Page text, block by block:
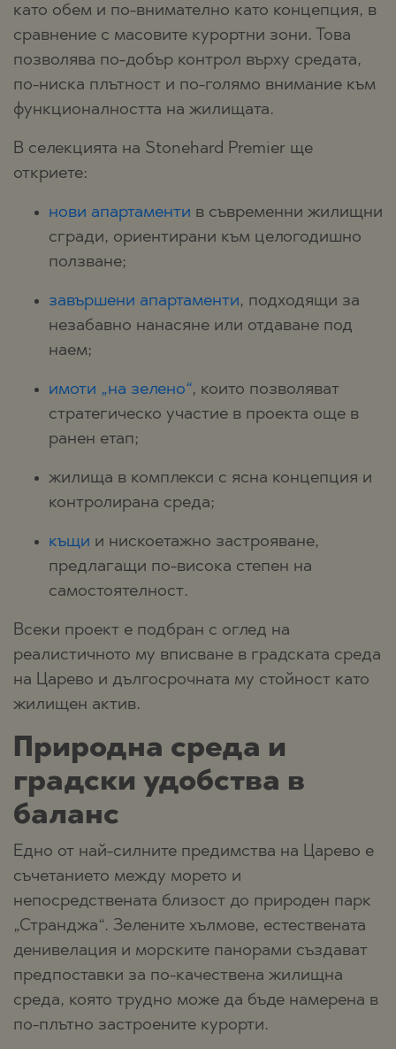
като обем и по-внимателно като концепция, в
сравнение с масовите курортни зони. Това
позволява по-добър контрол върху средата,
по-ниска плътност и по-голямо внимание към
функционалността на жилищата.
В селекцията на Stonehard Premier ще
откриете:
нови апартаменти в съвременни жилищни
сгради, ориентирани към целогодишно
ползване;
завършени апартаменти, подходящи за
незабавно нанасяне или отдаване под
наем;
имоти „на зелено“, които позволяват
стратегическо участие в проекта още в
ранен етап;
жилища в комплекси с ясна концепция и
контролирана среда;
къщи и нискоетажно застрояване,
предлагащи по-висока степен на
самостоятелност.
Всеки проект е подбран с оглед на
реалистичното му вписване в градската среда
на Царево и дългосрочната му стойност като
жилищен актив.
Природна среда и
градски удобства в
баланс
Едно от най-силните предимства на Царево е
съчетанието между морето и
непосредствената близост до природен парк
„Странджа“. Зелените хълмове, естествената
денивелация и морските панорами създават
предпоставки за по-качествена жилищна
среда, която трудно може да бъде намерена в
по-плътно застроените курорти.